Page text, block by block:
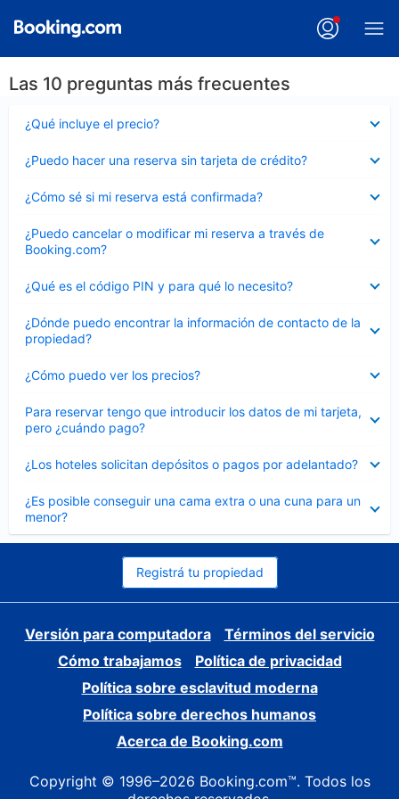
Las 10 preguntas más frecuentes
¿Qué incluye el precio?
cerrado
¿Puedo hacer una reserva sin tarjeta de crédito?
cerrado
¿Cómo sé si mi reserva está confirmada?
cerrado
¿Puedo cancelar o modificar mi reserva a través de
Booking.com?
cerrado
¿Qué es el código PIN y para qué lo necesito?
cerrado
¿Dónde puedo encontrar la información de contacto de la
propiedad?
cerrado
¿Cómo puedo ver los precios?
cerrado
Para reservar tengo que introducir los datos de mi tarjeta,
pero ¿cuándo pago?
cerrado
¿Los hoteles solicitan depósitos o pagos por adelantado?
cerrado
¿Es posible conseguir una cama extra o una cuna para un
menor?
cerrado
Registrá tu propiedad
Versión para computadora
Términos del servicio
Cómo trabajamos
Política de privacidad
Política sobre esclavitud moderna
Política sobre derechos humanos
Acerca de Booking.com
Copyright © 1996–2026 Booking.com™. Todos los